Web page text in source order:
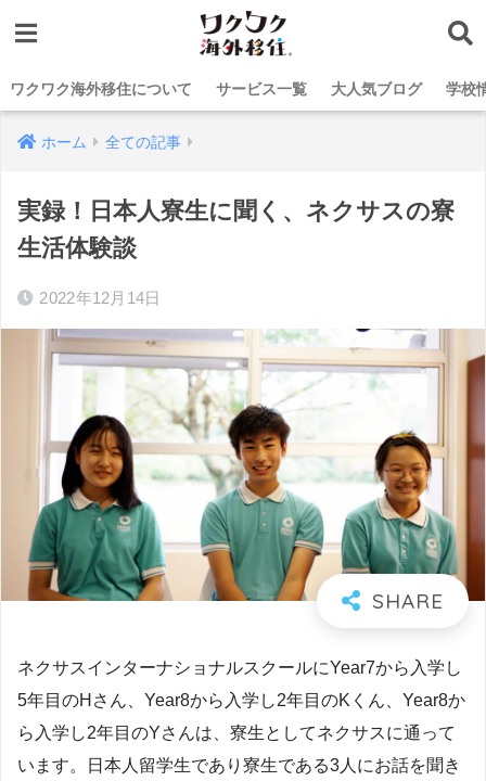
ワクワク海外移住について サービス一覧 大人気ブログ 学校
ホーム 全ての記事
実録！日本人寮生に聞く、ネクサスの寮
生活体験談
2022年12月14日
ネクサスインターナショナルスクールにYear7から入学し
5年目のHさん、Year8から入学し2年目のKくん、Year8か
ら入学し2年目のYさんは、寮生としてネクサスに通って
います。日本人留学生であり寮生である3人にお話を聞き